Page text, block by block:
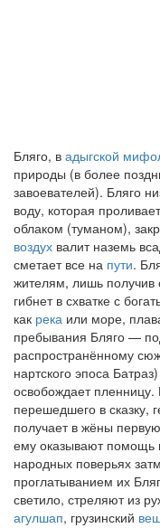
Бляго, в адыгской
природы (в более
завоевателей). Бляго
воду, которая
облаком (туманом),
воздух валит наземь
сметает все на пути.
жителям, лишь получив
гибнет в схватке с
как река или море,
пребывания Бляго —
распространённому
нартского эпоса
освобождает пленницу.
перешедшего в сказку,
получает в жёны
ему оказывают помощь
народных поверьях
проглатыванием их
светило, стреляют из
агулшап, грузинский